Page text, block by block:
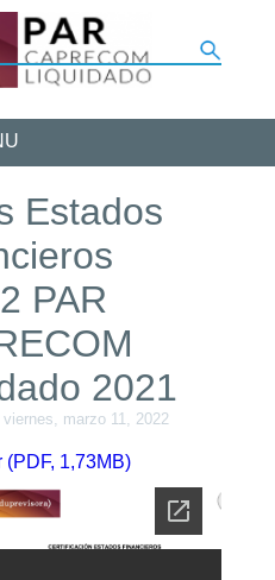
Estados
PAR
2021
marzo 11, 2022
(PDF, 1,73MB)